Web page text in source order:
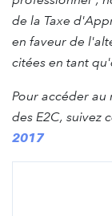
de la Taxe
en faveur de
citées en tant
Pour accéder au
des E2C, suivez
2017